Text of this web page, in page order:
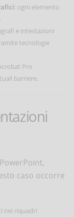
: ogni elemento
e intestazioni
tecnologie
Pro
barriere.
caso occorre
nei riquadri